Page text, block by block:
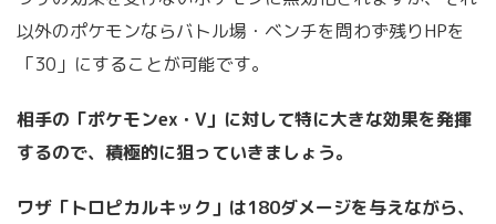
以外のポケモンならバトル場・ベンチを問わず残りHPを
「30」にすることが可能です。
相手の「ポケモンex・V」に対して特に大きな効果を発揮
するので、積極的に狙っていきましょう。
ワザ「トロピカルキック」は180ダメージを与えながら、